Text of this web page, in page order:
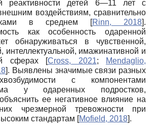
реактивности детей 6—11 лет с
воздействиям, сравнительно
в среднем
[Rinn, 2018].
как особенность одаренной
обнаруживаться в чувственной,
интеллектуальной, имажинативной и
сферах
[Cross, 2021;
Mendaglio,
]. Выявлены значимые связи разных
с компонентами
у одаренных подростков,
ее негативное влияние на
чрезмерной тревожности при
стандартам [Mofield, 2018].